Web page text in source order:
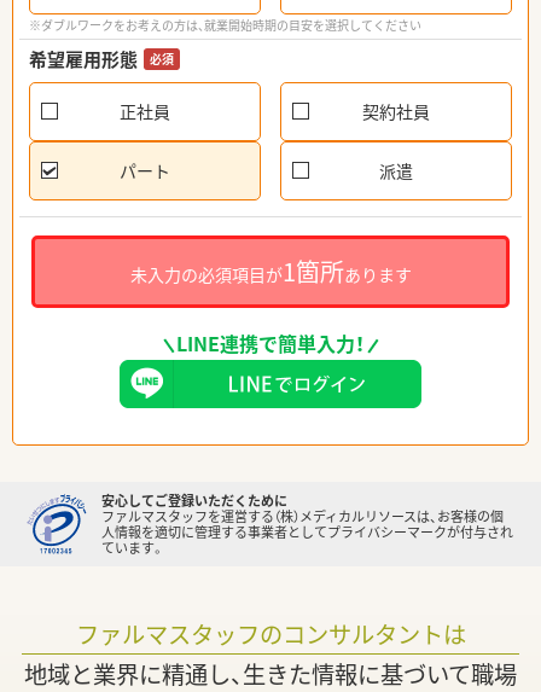
※ダブルワークをお考えの方は、就業開始時期の目安を選択してください
希望雇用形態 必須
正社員 契約社員
パート 派遣
未入力の必須項目が1箇所あります
LINE連携で簡単入力！
安心してご登録いただくために
ファルマスタッフを運営する（株）メディカルリソースは、お客様の個
人情報を適切に管理する事業者としてプライバシーマークが付与され
ています。
ファルマスタッフのコンサルタントは
地域と業界に精通し、生きた情報に基づいて職場